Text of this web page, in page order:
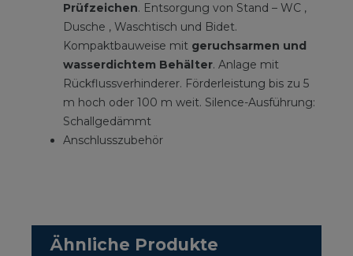
Prüfzeichen. Entsorgung von Stand – WC ,
Dusche , Waschtisch und Bidet.
Kompaktbauweise mit geruchsarmen und
wasserdichtem Behälter. Anlage mit
Rückflussverhinderer. Förderleistung bis zu 5
m hoch oder 100 m weit. Silence-Ausführung:
Schallgedämmt
Anschlusszubehör
Ähnliche Produkte